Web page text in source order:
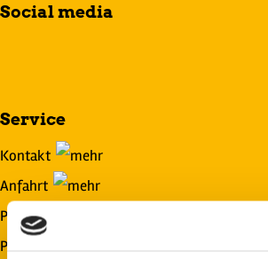
Social media
Service
Kontakt
Anfahrt
Platzordnung
Platzplan